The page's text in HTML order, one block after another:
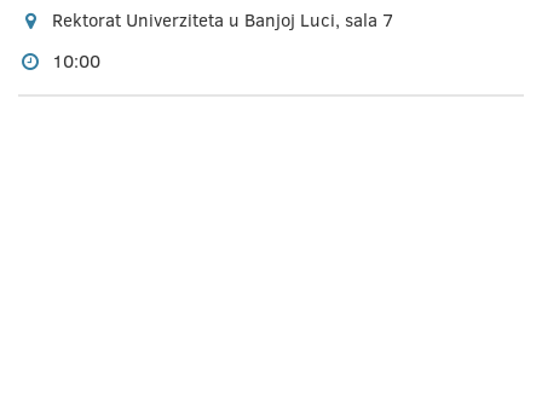
Rektorat Univerziteta u Banjoj Luci, sala 7
10:00